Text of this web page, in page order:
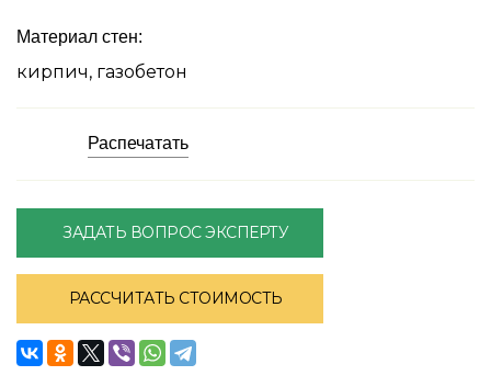
Материал стен:
кирпич, газобетон
Распечатать
ЗАДАТЬ ВОПРОС ЭКСПЕРТУ
РАССЧИТАТЬ СТОИМОСТЬ